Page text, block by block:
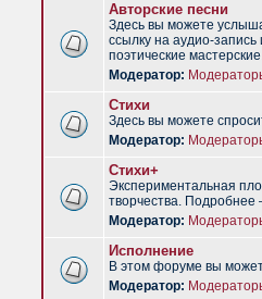
Авторские песни
Здесь вы можете
ссылку на аудио-
поэтические
Модератор:
Стихи
Здесь вы можете
Модератор:
Стихи+
Экспериментальная
творчества.
Модератор:
Исполнение
В этом форуме вы
Модератор: